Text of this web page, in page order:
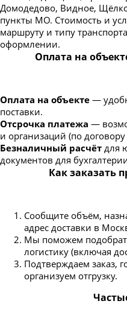
Домодедово, Видное,
пункты МО. Стоимость и
маршруту и типу
оформлении.
Оплата на
Оплата на объекте —
поставки.
Отсрочка платежа —
и организаций (по
Безналичный расчёт для
документов для
Как заказать
Сообщите объём,
адрес доставки в
Мы поможем
логистику (включая
Подтверждаем заказ,
организуем отгрузку.